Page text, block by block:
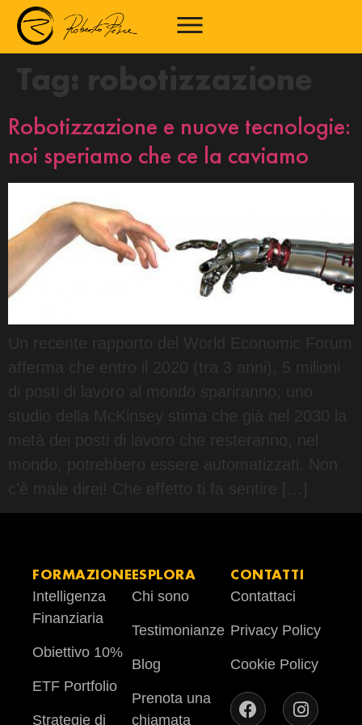
Tag: robotizzazione
Robotizzazione e nuove tecnologie:
noi speriamo che ce la caviamo
Un recente rapporto del World Economic Forum
afferma che entro il 2020 (tra 3 anni), 5 milioni
di posti di lavoro al mondo spariranno; uno
studio della McKinsey stima che già nel 2030 la
metà dei posti di lavoro che resteranno, nel
mondo, potrebbero essere automatizzati. Non
c’è male direi! Che effetto ti fa sentire […]
FORMAZIONE
Intelligenza
Finanziaria
Obiettivo 10%
ETF Portfolio
Strategie di
ESPLORA
Chi sono
Testimonianze
Blog
Prenota una
chiamata
CONTATTI
Contattaci
Privacy Policy
Cookie Policy